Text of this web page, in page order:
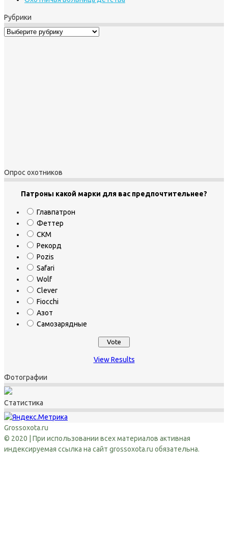
Рубрики
Рубрики
Опрос охотников
Патроны какой марки для вас предпочтительнее?
Главпатрон
Феттер
СКМ
Рекорд
Pozis
Safari
Wolf
Clever
Fiocchi
Азот
Самозарядные
View Results
Фотографии
Статистика
Grossoxota.ru
© 2020 | При использовании всех материалов активная
индексируемая ссылка на сайт grossoxota.ru обязательна.